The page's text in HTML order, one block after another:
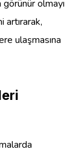
olmayı
artırarak,
ulaşmasına